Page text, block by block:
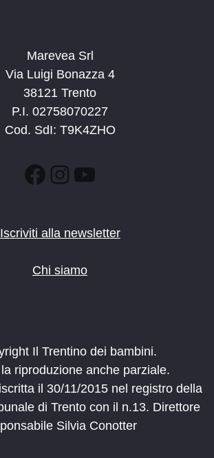
Marevea Srl
Via Luigi Bonazza 4
38121 Trento
P.I. 02758070227
Cod. SdI: T9K4ZHO
Facebook
Instagram
YouTube
Iscriviti alla newsletter
Chi siamo
Il Trentino dei bambini.
riproduzione anche parziale.
il 30/11/2015 nel registro della
di Trento con il n.13. Direttore
Silvia Conotter